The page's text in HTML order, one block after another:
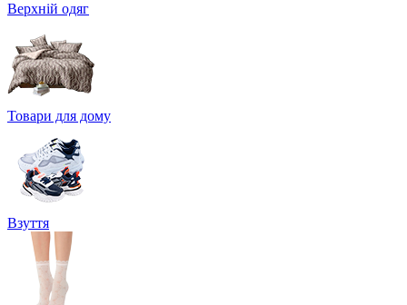
Верхній одяг
Товари для дому
Взуття